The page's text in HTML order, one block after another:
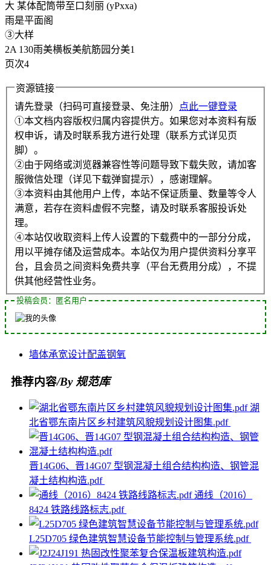
大 某体配筒带至口刻丽 (yPxxa)
雨是平面阁
③大样
2A 130雨美横板美航筋园分美1
页次4
资源链接
请先登录（扫码可直接登录、免注册）
点此一键登录
①本文档内容版权归属内容提供方。如果您对本资料有版
权申诉，请及时联系我方进行处理（联系方式详见页
脚）。
②由于网络或浏览器兼容性等问题导致下载失败，请加客
服微信处理（详见下载弹窗提示），感谢理解。
③本资料由其他用户上传，本站不保证质量、数量等令人
满意，若存在资料虚假不完整，请及时联系客服投诉处
理。
④本站仅收取资料上传人设置的下载费中的一部分分成，
用以平摊存储及运营成本。本站仅为用户提供资料分享平
台，且会员之间资料免费共享（平台无费用分成），不提
供其他经营性业务。
投稿会员：匿名用户
墙体承宽设计配盖钢氧
推荐内容/By 规范库
湖
北省鄂东南片区乡村建筑风貌规划设计图集.pdf
晋14G06、晋14G07 型钢混凝土组合结构构造、钢管混
凝土结构构造.pdf
通线（2016）
8424 铁路线路标志.pdf
L25D705 绿色建筑智慧设备节能控制与管理系统.pdf